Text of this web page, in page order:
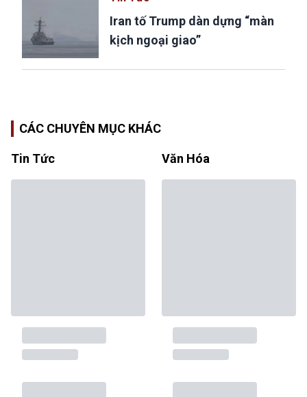
Iran tố Trump dàn dựng “màn
kịch ngoại giao”
CÁC CHUYÊN MỤC KHÁC
Tin Tức Văn Hóa